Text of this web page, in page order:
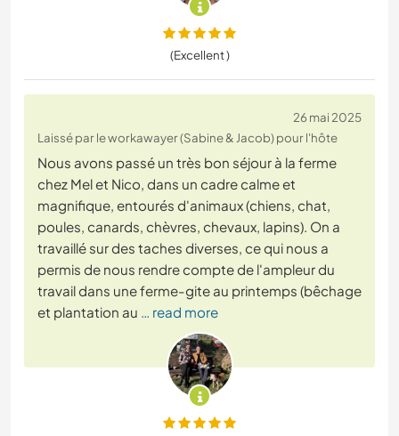
(Excellent )
26 mai 2025
Laissé par le workawayer (Sabine & Jacob) pour l'hôte
Nous avons passé un très bon séjour à la ferme
chez Mel et Nico, dans un cadre calme et
magnifique, entourés d'animaux (chiens, chat,
poules, canards, chèvres, chevaux, lapins). On a
travaillé sur des taches diverses, ce qui nous a
permis de nous rendre compte de l'ampleur du
travail dans une ferme-gite au printemps (bêchage
et plantation au … read more